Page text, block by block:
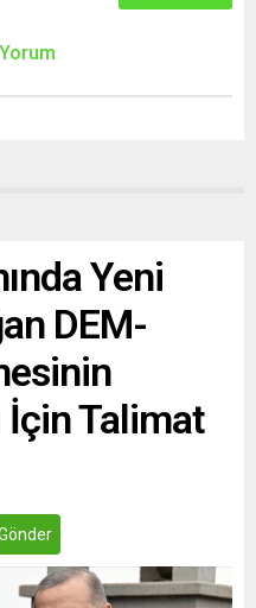
Yeni
DEM-
İçin Talimat